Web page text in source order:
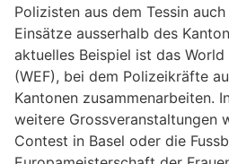
Polizisten aus dem Tessin
Einsätze ausserhalb des
aktuelles Beispiel ist das
(WEF), bei dem Polizeikräfte
Kantonen zusammenarbeiten.
weitere Grossveranstaltungen
Contest in Basel oder die